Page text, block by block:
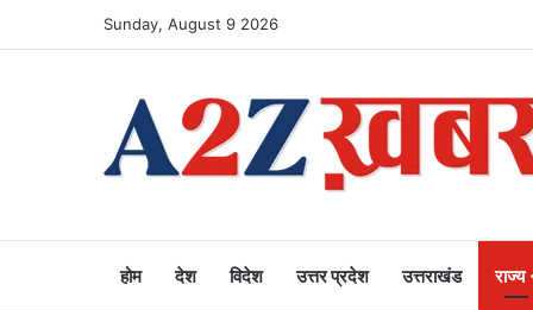
Sunday, August 9 2026
होम देश विदेश उत्तर प्रदेश उत्तराखंड राज्य